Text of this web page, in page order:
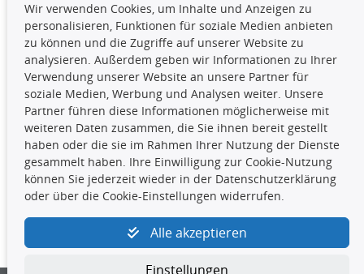
Die hier angezeigten Daten,
insbesondere die gesamte Datenbank,
dürfen nicht kopiert werden. Es ist zu
unterlassen, die Daten oder die gesamte Datenbank ohne
vorherige Zustimmung TecDocs zu vervielfältigen, zu
verbreiten und/oder diese Handlungen durch Dritte ausführen
zu lassen. Ein Zuwiderhandeln stellt eine
Urheberrechtsverletzung dar und wird verfolgt.
Kontakt
kundenservice@4yourcar.de
Wir verwenden Cookies, um Inhalte und Anzeigen zu
personalisieren, Funktionen für soziale Medien anbieten
zu können und die Zugriffe auf unserer Website zu
analysieren. Außerdem geben wir Informationen zu Ihrer
Verwendung unserer Website an unsere Partner für
soziale Medien, Werbung und Analysen weiter. Unsere
Partner führen diese Informationen möglicherweise mit
weiteren Daten zusammen, die Sie ihnen bereit gestellt
haben oder die sie im Rahmen Ihrer Nutzung der Dienste
gesammelt haben. Ihre Einwilligung zur Cookie-Nutzung
können Sie jederzeit wieder in der Datenschutzerklärung
oder über die Cookie-Einstellungen widerrufen.
Alle akzeptieren
Einstellungen